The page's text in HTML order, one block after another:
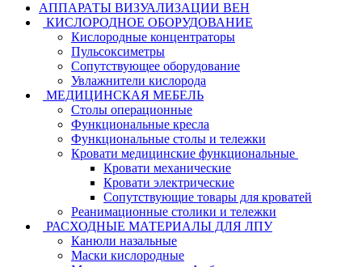
АППАРАТЫ ВИЗУАЛИЗАЦИИ ВЕН
КИСЛОРОДНОЕ ОБОРУДОВАНИЕ
Кислородные концентраторы
Пульсоксиметры
Сопутствующее оборудование
Увлажнители кислорода
МЕДИЦИНСКАЯ МЕБЕЛЬ
Столы операционные
Функциональные кресла
Функциональные столы и тележки
Кровати медицинские функциональные
Кровати механические
Кровати электрические
Сопутствующие товары для кроватей
Реанимационные столики и тележки
РАСХОДНЫЕ МАТЕРИАЛЫ ДЛЯ ЛПУ
Канюли назальные
Маски кислородные